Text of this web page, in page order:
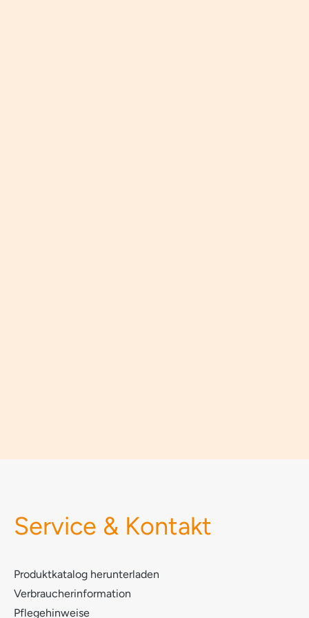
Service & Kontakt
Produktkatalog herunterladen
Verbraucherinformation
Pflegehinweise